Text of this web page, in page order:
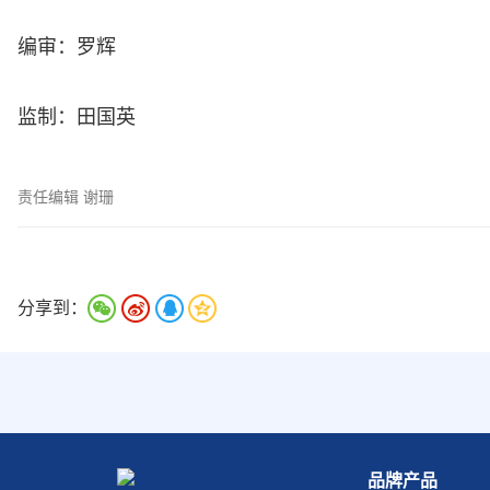
编审：罗辉
监制：田国英
责任编辑 谢珊
分享到：
品牌产品